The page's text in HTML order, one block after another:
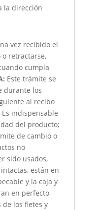
la dirección
vez recibido el
retractarse,
cumpla
Este trámite se
durante los
al recibo
Es indispensable
del producto;
de cambio o
no
sido usados,
están en
y la caja y
en perfecto
de los fletes y